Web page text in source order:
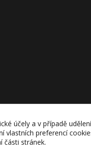
účely a v případě
vlastních preferencí
části stránek.